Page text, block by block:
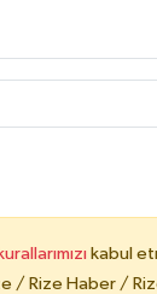
kabul
/ Rize Haber /